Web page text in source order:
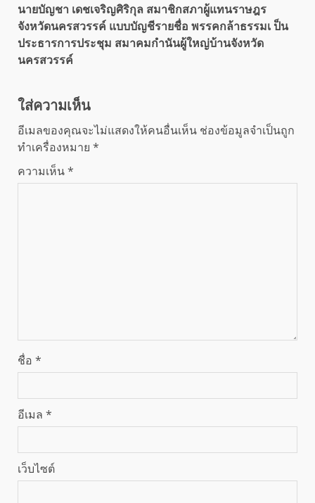
นายบัญชา เดชเจริญศิริกุล สมาชิกสภาผู้แทนราษฎร
จังหวัดนครสวรรค์ แบบบัญชีรายชื่อ พรรคกล้าธรรมเ ป็น
ประธารการประชุม สมาคมกำนันผู้ใหญ่บ้านจังหวัด
นครสวรรค์
ใส่ความเห็น
อีเมลของคุณจะไม่แสดงให้คนอื่นเห็น ช่องข้อมูลจำเป็นถูก
ทำเครื่องหมาย *
ความเห็น*
ชื่อ *
อีเมล *
เว็บไซต์